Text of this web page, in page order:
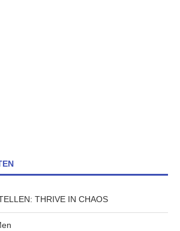
THRIVE IN CHAOS